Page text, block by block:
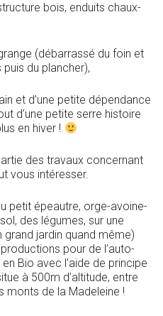
bois, enduits chaux-
(débarrassé du foin et
du plancher),
et d’une petite dépendance
d’une petite serre histoire
en hiver !
des travaux concernant
vous intéresser.
petit épeautre, orge-avoine-
des légumes, sur une
jardin quand même)
pour de l’auto-
Bio avec l’aide de principe
à 500m d’altitude, entre
monts de la Madeleine !